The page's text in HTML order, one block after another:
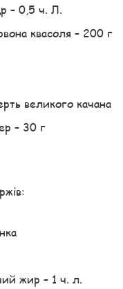
– 0,5 ч. Л.
квасоля – 200 г
великого качана
– 30 г
жир – 1 ч. л.